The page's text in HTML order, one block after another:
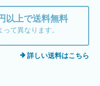
以上で送料無料
て異なります。
詳しい送料はこちら